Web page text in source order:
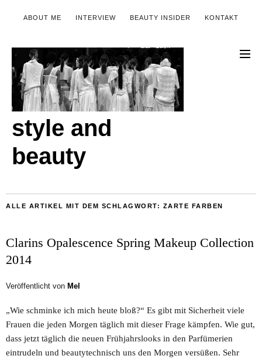
ABOUT ME INTERVIEW BEAUTY INSIDER KONTAKT
style and
beauty
ALLE ARTIKEL MIT DEM SCHLAGWORT: ZARTE FARBEN
Clarins Opalescence Spring Makeup Collection
2014
Veröffentlicht von Mel
„Wie schminke ich mich heute bloß?“ Es gibt mit Sicherheit viele
Frauen die jeden Morgen täglich mit dieser Frage kämpfen. Wie gut,
dass jetzt täglich die neuen Frühjahrslooks in den Parfümerien
eintrudeln und beautytechnisch uns den Morgen versüßen. Sehr